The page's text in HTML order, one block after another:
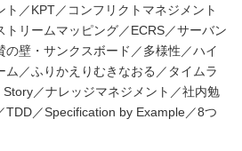
／KPT／コンフリクトマネジメント
トリームマッピング／ECRS／サーバン
の壁・サンクスボード／多様性／ハイ
／ふりかえりむきなおる／タイムラ
／ナレッジマネジメント／社内勉
TDD／Specification by Example／8つ